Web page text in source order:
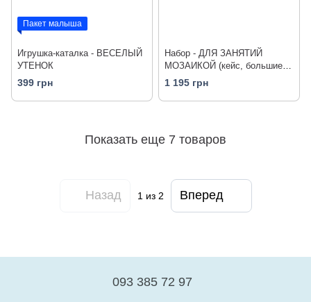
Пакет малыша
Игрушка-каталка - ВЕСЕЛЫЙ
УТЕНОК
399 грн
Набор - ДЛЯ ЗАНЯТИЙ
МОЗАИКОЙ (кейс, большие
фишки (48 шт.) + доска 27х21
cm, переносной)
1 195 грн
Показать еще 7 товаров
Назад 1 из 2 Вперед
093 385 72 97